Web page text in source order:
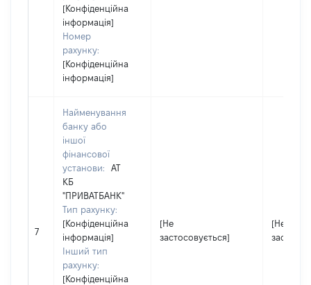
[Конфіденційна
інформація]
Номер
рахунку:
[Конфіденційна
інформація]
7
Найменування
банку або
іншої
фінансової
установи:
АТ
КБ
"ПРИВАТБАНК"
Тип рахунку:
[Конфіденційна
інформація]
Інший тип
рахунку:
[Конфіденційна
[Не
застосовується]
[Не